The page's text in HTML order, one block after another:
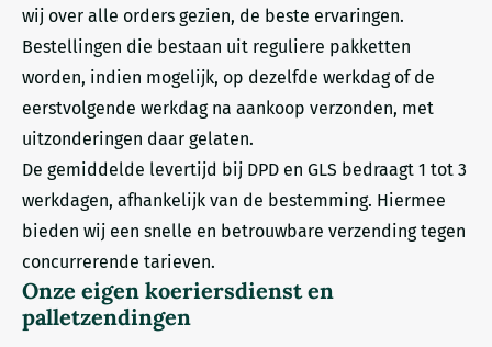
wij over alle orders gezien, de beste ervaringen.
Bestellingen die bestaan uit reguliere pakketten
worden, indien mogelijk, op dezelfde werkdag of de
eerstvolgende werkdag na aankoop verzonden, met
uitzonderingen daar gelaten.
De gemiddelde levertijd bij DPD en GLS bedraagt 1 tot 3
werkdagen, afhankelijk van de bestemming. Hiermee
bieden wij een snelle en betrouwbare verzending tegen
concurrerende tarieven.
Onze eigen koeriersdienst en
palletzendingen